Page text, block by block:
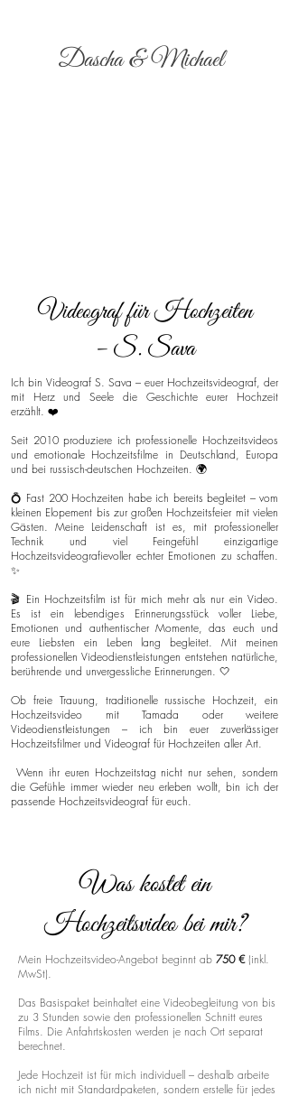
Dascha & Michael
Videograf für Hochzeiten
– S. Sava
Ich bin Videograf S. Sava – euer Hochzeitsvideograf, der
mit Herz und Seele die Geschichte eurer Hochzeit
erzählt. ❤️
Seit 2010 produziere ich professionelle Hochzeitsvideos
und emotionale Hochzeitsfilme in Deutschland, Europa
und bei russisch-deutschen Hochzeiten. 🌍
💍 Fast 200 Hochzeiten habe ich bereits begleitet – vom
kleinen Elopement bis zur großen Hochzeitsfeier mit vielen
Gästen. Meine Leidenschaft ist es, mit professioneller
Technik und viel Feingefühl einzigartige
Hochzeitsvideografievoller echter Emotionen zu schaffen.
✨
🎬 Ein Hochzeitsfilm ist für mich mehr als nur ein Video.
Es ist ein lebendiges Erinnerungsstück voller Liebe,
Emotionen und authentischer Momente, das euch und
eure Liebsten ein Leben lang begleitet. Mit meinen
professionellen Videodienstleistungen entstehen natürliche,
berührende und unvergessliche Erinnerungen. 🤍
Ob freie Trauung, traditionelle russische Hochzeit, ein
Hochzeitsvideo mit Tamada oder weitere
Videodienstleistungen – ich bin euer zuverlässiger
Hochzeitsfilmer und Videograf für Hochzeiten aller Art.
Wenn ihr euren Hochzeitstag nicht nur sehen, sondern
die Gefühle immer wieder neu erleben wollt, bin ich der
passende Hochzeitsvideograf für euch.
Was kostet ein
Hochzeitsvideo bei mir?
Mein Hochzeitsvideo-Angebot beginnt ab 750 € (inkl.
MwSt).
Das Basispaket beinhaltet eine Videobegleitung von bis
zu 3 Stunden sowie den professionellen Schnitt eures
Films. Die Anfahrtskosten werden je nach Ort separat
berechnet.
Jede Hochzeit ist für mich individuell – deshalb arbeite
ich nicht mit Standardpaketen, sondern erstelle für jedes